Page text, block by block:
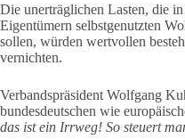
Die unerträglichen Lasten, die
Eigentümern selbstgenutzten
sollen, würden wertvollen
vernichten.
Verbandspräsident Wolfgang
bundesdeutschen wie
das ist ein Irrweg! So steuert